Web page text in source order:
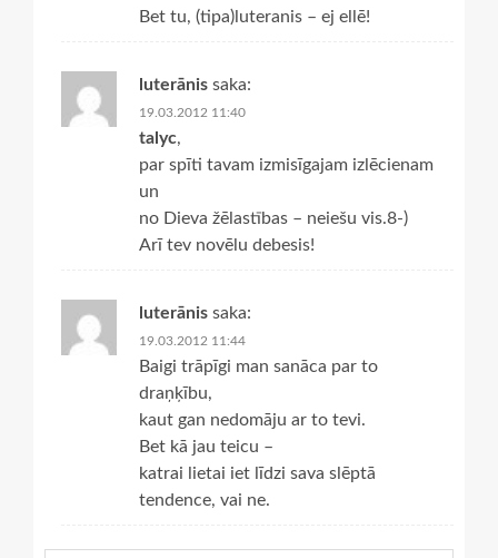
Bet tu, (tipa)luteranis – ej ellē!
luterānis saka:
19.03.2012 11:40
talyc,
par spīti tavam izmisīgajam izlēcienam
un
no Dieva žēlastības – neiešu vis.8-)
Arī tev novēlu debesis!
luterānis saka:
19.03.2012 11:44
Baigi trāpīgi man sanāca par to
draņķību,
kaut gan nedomāju ar to tevi.
Bet kā jau teicu –
katrai lietai iet līdzi sava slēptā
tendence, vai ne.